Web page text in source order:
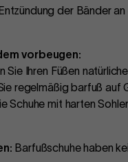
der Bänder
vorbeugen:
Sie Ihren Füßen
regelmäßig barfuß auf
Schuhe mit harten
Barfußschuhe haben